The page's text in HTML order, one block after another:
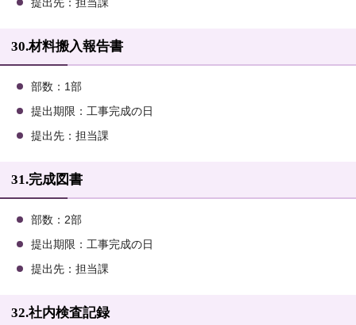
提出先：担当課
30.材料搬入報告書
部数：1部
提出期限：工事完成の日
提出先：担当課
31.完成図書
部数：2部
提出期限：工事完成の日
提出先：担当課
32.社内検査記録